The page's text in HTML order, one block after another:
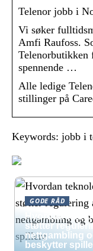
Telenor jobb i
Vi søker
Amfi Raufoss.
Telenorbutikken
spennende …
Alle ledige
stillinger på
Keywords: jobb i
GODE RÅD
Hvordan
støtter
nettgambling
beskytter